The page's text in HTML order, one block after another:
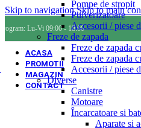
Skip to navigationSkip to main
Lu-Vi 09:00 - 18:00
ACASA
PROMOTII
MAGAZIN
CONTACT
Pompe de stropit
Pulverizatoare
Accesorii / piese
Freze de zapada
Freze de zapada
Freze de zapada
Accesorii / piese
Diverse
Canistre
Motoare
Încarcatoare si
Aparate si